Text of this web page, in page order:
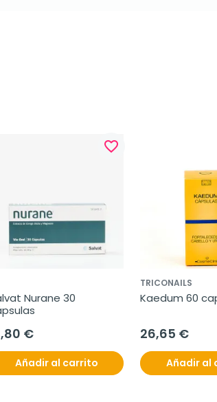
favorite_border
Nurane 30
€
Añadir al carrito
TRICONAILS
Kaedum 60
26,65 €
Añadir al